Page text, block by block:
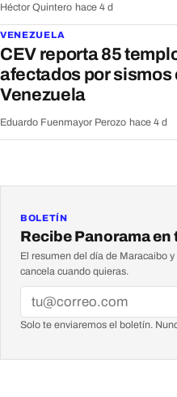
Héctor Quintero hace 4 d
VENEZUELA
CEV reporta 85
afectados por sismos
Venezuela
Eduardo Fuenmayor Perozo hace 4 d
BOLETÍN
Recibe Panorama en
El resumen del día de Maracaibo
cancela cuando quieras.
Solo te enviaremos el boletín.